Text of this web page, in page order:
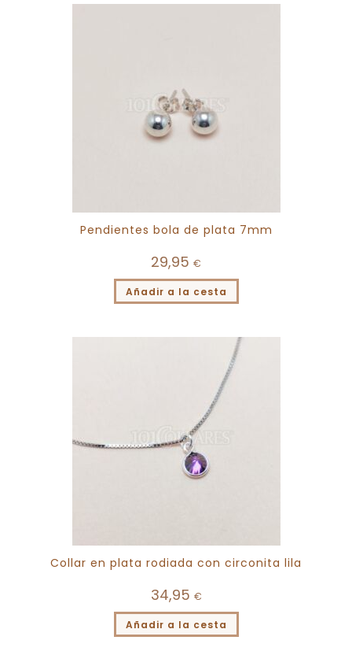
Pendientes bola de plata 7mm
29,95 €
Añadir a la cesta
Collar en plata rodiada con circonita lila
34,95 €
Añadir a la cesta